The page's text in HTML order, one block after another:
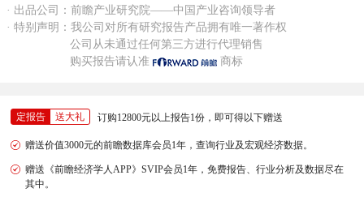
· 出品公司：前瞻产业研究院——中国产业咨询领导者
· 特别声明：我公司对所有研究报告产品拥有唯一著作权
公司从未通过任何第三方进行代理销售
购买报告请认准
商标
定报告 送大礼 订购12800元以上报告1份，即可得以下赠送
赠送价值3000元的前瞻数据库会员1年，查询行业及宏观经济数据。
赠送《前瞻经济学人APP》SVIP会员1年，免费报告、行业分析及数据尽在
其中。